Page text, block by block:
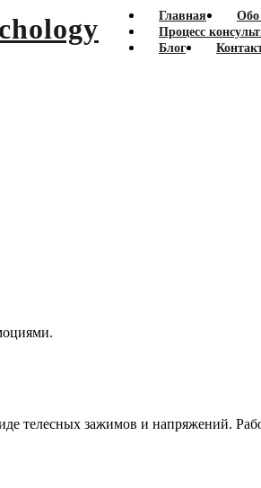
Главная
Процесс
Блог
телесных зажимов и напряжений.